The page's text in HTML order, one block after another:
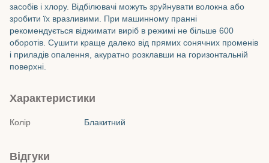
засобів і хлору. Відбілювачі можуть зруйнувати волокна або
зробити їх вразливими. При машинному пранні
рекомендується віджимати виріб в режимі не більше 600
оборотів. Сушити краще далеко від прямих сонячних променів
і приладів опалення, акуратно розклавши на горизонтальній
поверхні.
Характеристики
Колір Блакитний
Відгуки